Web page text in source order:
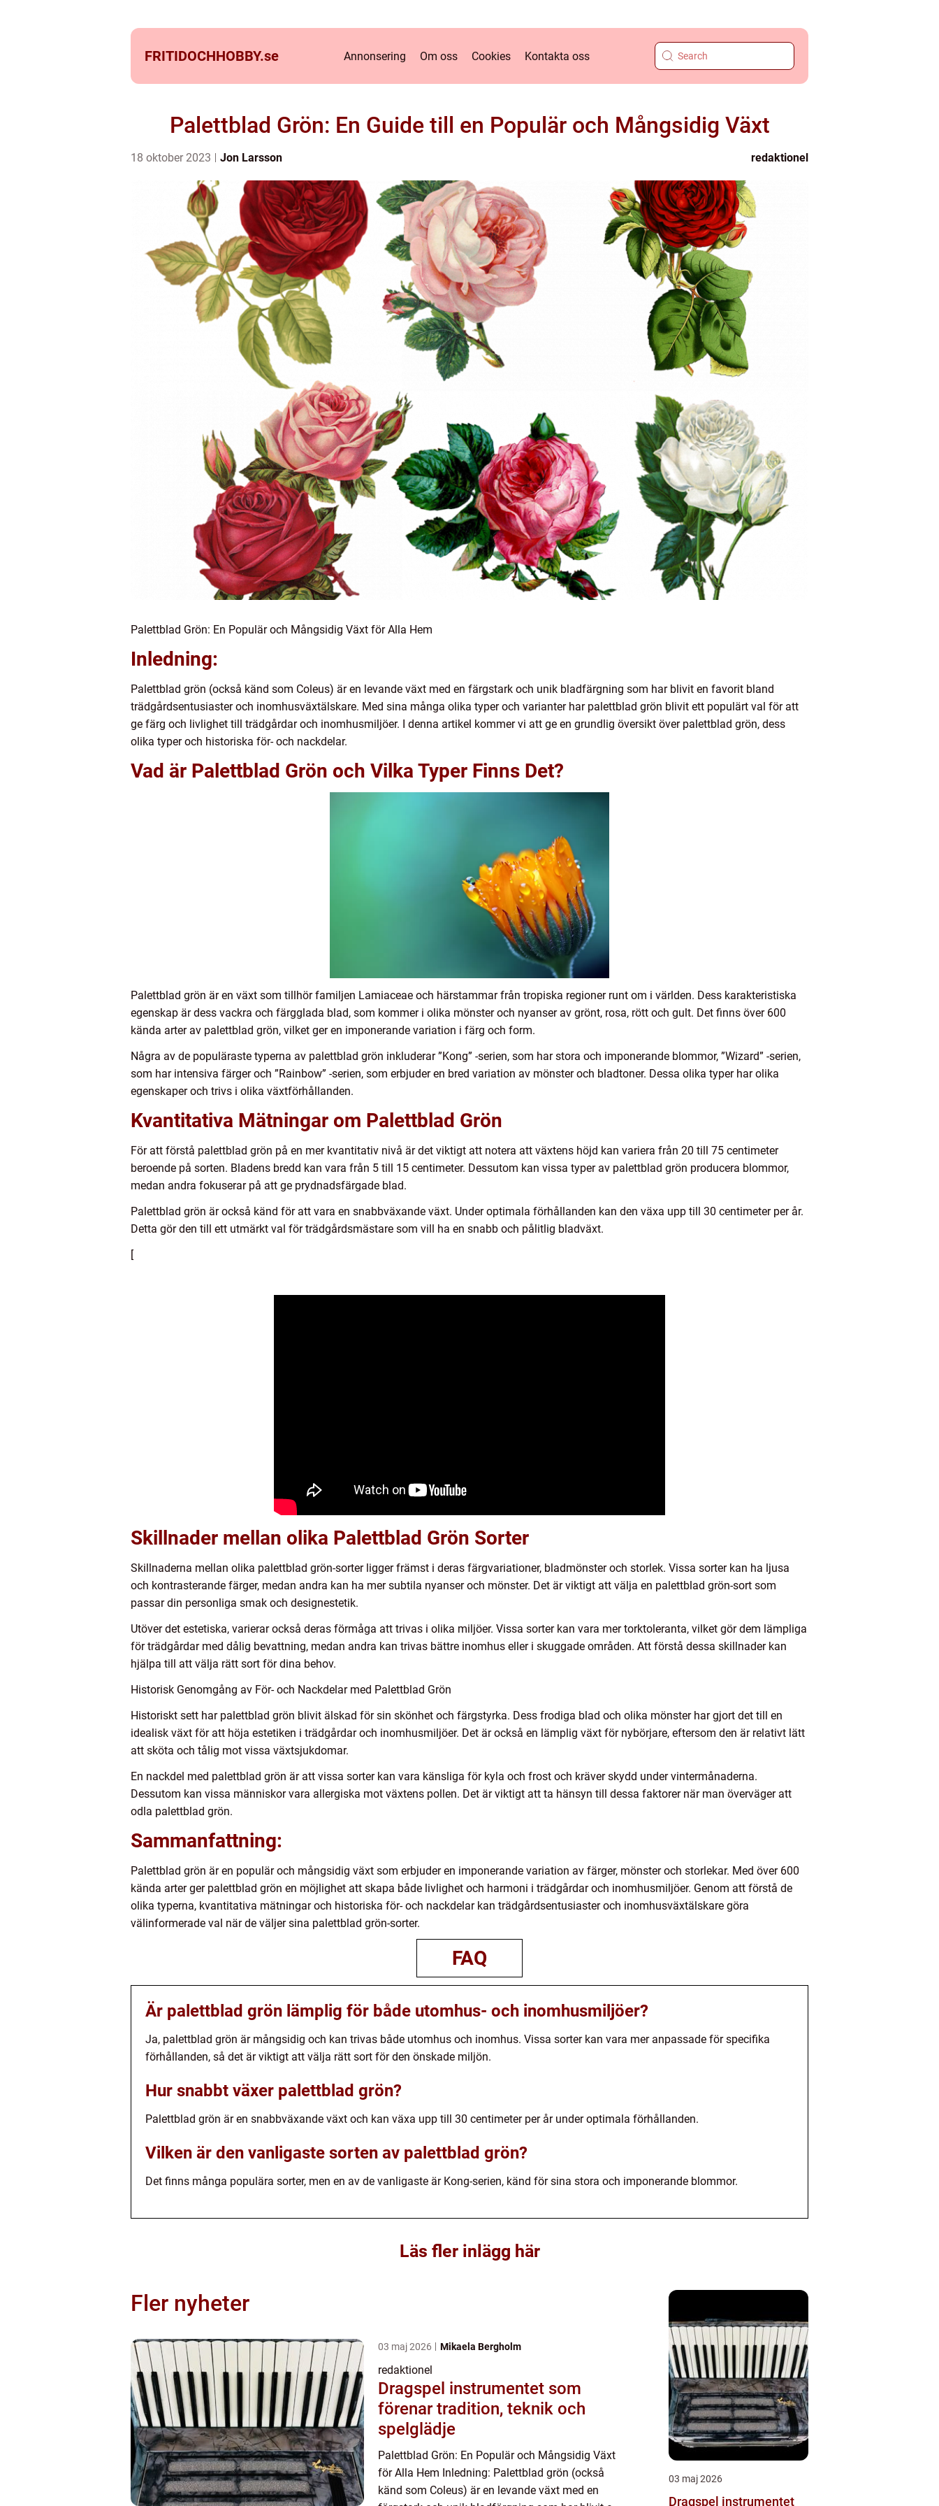
FRITIDOCHHOBBY.se Annonsering Om oss Cookies Kontakta oss
Palettblad Grön: En Guide till en Populär och Mångsidig Växt
18 oktober 2023 Jon Larsson redaktionel
Palettblad Grön: En Populär och Mångsidig Växt för Alla Hem
Inledning:
Palettblad grön (också känd som Coleus) är en levande växt med en färgstark och unik bladfärgning som har blivit en favorit bland
trädgårdsentusiaster och inomhusväxtälskare. Med sina många olika typer och varianter har palettblad grön blivit ett populärt val för att
ge färg och livlighet till trädgårdar och inomhusmiljöer. I denna artikel kommer vi att ge en grundlig översikt över palettblad grön, dess
olika typer och historiska för- och nackdelar.
Vad är Palettblad Grön och Vilka Typer Finns Det?
Palettblad grön är en växt som tillhör familjen Lamiaceae och härstammar från tropiska regioner runt om i världen. Dess karakteristiska
egenskap är dess vackra och färgglada blad, som kommer i olika mönster och nyanser av grönt, rosa, rött och gult. Det finns över 600
kända arter av palettblad grön, vilket ger en imponerande variation i färg och form.
Några av de populäraste typerna av palettblad grön inkluderar ”Kong” -serien, som har stora och imponerande blommor, ”Wizard” -serien,
som har intensiva färger och ”Rainbow” -serien, som erbjuder en bred variation av mönster och bladtoner. Dessa olika typer har olika
egenskaper och trivs i olika växtförhållanden.
Kvantitativa Mätningar om Palettblad Grön
För att förstå palettblad grön på en mer kvantitativ nivå är det viktigt att notera att växtens höjd kan variera från 20 till 75 centimeter
beroende på sorten. Bladens bredd kan vara från 5 till 15 centimeter. Dessutom kan vissa typer av palettblad grön producera blommor,
medan andra fokuserar på att ge prydnadsfärgade blad.
Palettblad grön är också känd för att vara en snabbväxande växt. Under optimala förhållanden kan den växa upp till 30 centimeter per år.
Detta gör den till ett utmärkt val för trädgårdsmästare som vill ha en snabb och pålitlig bladväxt.
[
Skillnader mellan olika Palettblad Grön Sorter
Skillnaderna mellan olika palettblad grön-sorter ligger främst i deras färgvariationer, bladmönster och storlek. Vissa sorter kan ha ljusa
och kontrasterande färger, medan andra kan ha mer subtila nyanser och mönster. Det är viktigt att välja en palettblad grön-sort som
passar din personliga smak och designestetik.
Utöver det estetiska, varierar också deras förmåga att trivas i olika miljöer. Vissa sorter kan vara mer torktoleranta, vilket gör dem lämpliga
för trädgårdar med dålig bevattning, medan andra kan trivas bättre inomhus eller i skuggade områden. Att förstå dessa skillnader kan
hjälpa till att välja rätt sort för dina behov.
Historisk Genomgång av För- och Nackdelar med Palettblad Grön
Historiskt sett har palettblad grön blivit älskad för sin skönhet och färgstyrka. Dess frodiga blad och olika mönster har gjort det till en
idealisk växt för att höja estetiken i trädgårdar och inomhusmiljöer. Det är också en lämplig växt för nybörjare, eftersom den är relativt lätt
att sköta och tålig mot vissa växtsjukdomar.
En nackdel med palettblad grön är att vissa sorter kan vara känsliga för kyla och frost och kräver skydd under vintermånaderna.
Dessutom kan vissa människor vara allergiska mot växtens pollen. Det är viktigt att ta hänsyn till dessa faktorer när man överväger att
odla palettblad grön.
Sammanfattning:
Palettblad grön är en populär och mångsidig växt som erbjuder en imponerande variation av färger, mönster och storlekar. Med över 600
kända arter ger palettblad grön en möjlighet att skapa både livlighet och harmoni i trädgårdar och inomhusmiljöer. Genom att förstå de
olika typerna, kvantitativa mätningar och historiska för- och nackdelar kan trädgårdsentusiaster och inomhusväxtälskare göra
välinformerade val när de väljer sina palettblad grön-sorter.
FAQ
Är palettblad grön lämplig för både utomhus- och inomhusmiljöer?
Ja, palettblad grön är mångsidig och kan trivas både utomhus och inomhus. Vissa sorter kan vara mer anpassade för specifika
förhållanden, så det är viktigt att välja rätt sort för den önskade miljön.
Hur snabbt växer palettblad grön?
Palettblad grön är en snabbväxande växt och kan växa upp till 30 centimeter per år under optimala förhållanden.
Vilken är den vanligaste sorten av palettblad grön?
Det finns många populära sorter, men en av de vanligaste är Kong-serien, känd för sina stora och imponerande blommor.
Läs fler inlägg här
Fler nyheter
03 maj 2026 Mikaela Bergholm
redaktionel
Dragspel instrumentet som
förenar tradition, teknik och
spelglädje
Palettblad Grön: En Populär och Mångsidig Växt
för Alla Hem Inledning: Palettblad grön (också
känd som Coleus) är en levande växt med en
03 maj 2026
Dragspel instrumentet